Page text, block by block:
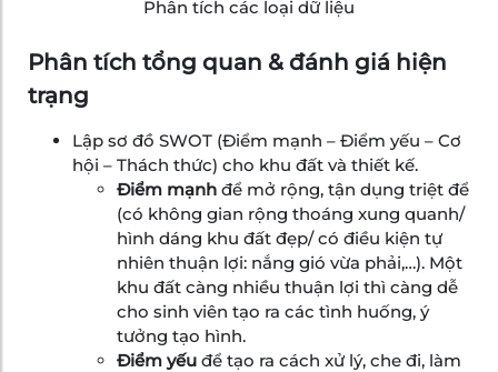
Phân tích các loại dữ liệu
Phân tích tổng quan & đánh giá hiện
trạng
Lập sơ đồ SWOT (Điểm mạnh – Điểm yếu – Cơ
hội – Thách thức) cho khu đất và thiết kế.
Điểm mạnh để mở rộng, tận dụng triệt để
(có không gian rộng thoáng xung quanh/
hình dáng khu đất đẹp/ có điều kiện tự
nhiên thuận lợi: nắng gió vừa phải,…). Một
khu đất càng nhiều thuận lợi thì càng dễ
cho sinh viên tạo ra các tình huống, ý
tưởng tạo hình.
Điểm yếu để tạo ra cách xử lý, che đi, làm